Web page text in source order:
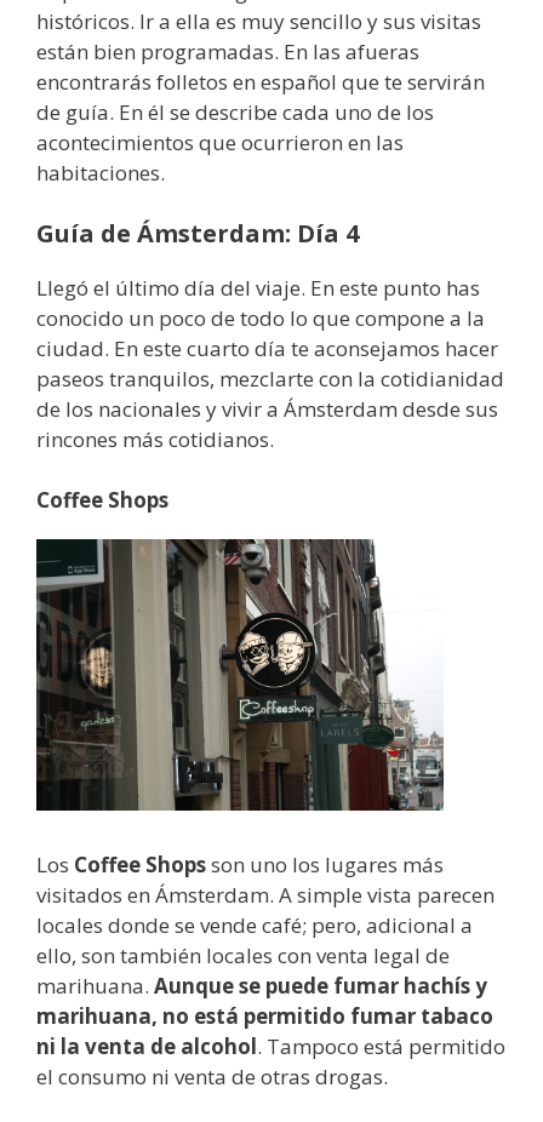
históricos. Ir a ella es muy sencillo y sus visitas
están bien programadas. En las afueras
encontrarás folletos en español que te servirán
de guía. En él se describe cada uno de los
acontecimientos que ocurrieron en las
habitaciones.
Guía de Ámsterdam: Día 4
Llegó el último día del viaje. En este punto has
conocido un poco de todo lo que compone a la
ciudad. En este cuarto día te aconsejamos hacer
paseos tranquilos, mezclarte con la cotidianidad
de los nacionales y vivir a Ámsterdam desde sus
rincones más cotidianos.
Coffee Shops
Los Coffee Shopsson uno los lugares más
visitados en Ámsterdam. A simple vista parecen
locales donde se vende café; pero, adicional a
ello, son también locales con venta legal de
marihuana. Aunque se puede fumar hachís y
marihuana, no está permitido fumar tabaco
ni la venta de alcohol. Tampoco está permitido
el consumo ni venta de otras drogas.